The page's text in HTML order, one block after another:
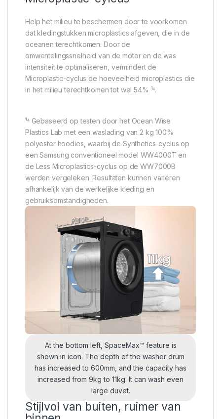
Help het milieu te beschermen door te voorkomen
dat kledingstukken microplastics afgeven, die in de
oceanen terechtkomen. Door de
omwentelingssnelheid van de motor en de was
intensiteit te optimaliseren, vermindert de
Microplastic-cyclus de hoeveelheid microplastics die
in het milieu terechtkomen tot wel 54% ¹⁴.
¹⁴ Gebaseerd op testen door het Ocean Wise
Plastics Lab met een waslading van 2 kg 100%
polyester hoodies, waarbij de Synthetics-cyclus op
een Samsung conventioneel model WW4000T en
de Less Microplastics-cyclus op de WW7000B
werden vergeleken. Resultaten kunnen variëren
afhankelijk van de werkelijke kleding en
gebruiksomstandigheden.
At the bottom left, SpaceMax™ feature is
shown in icon. The depth of the washer drum
has increased to 600mm, and the capacity has
increased from 9kg to 11kg. It can wash even
large duvet.
Stijlvol van buiten, ruimer van